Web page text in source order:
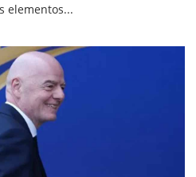
elementos...